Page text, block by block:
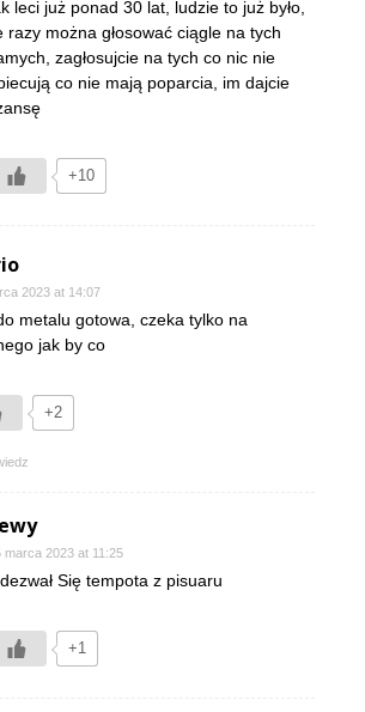
leci już ponad 30 lat, ludzie to już było,
razy można głosować ciągle na tych
zagłosujcie na tych co nic nie
co nie mają poparcia, im dajcie
+10
2023 at 14:07
metalu gotowa, czeka tylko na
jak by co
+2
marca 2023 at 11:25
Się tempota z pisuaru
+1